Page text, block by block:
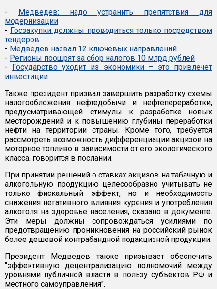
- Медведев: надо устранить препятствия для
модернизации
- Госзакупки должны проводиться только посредством
тендеров
- Медведев назвал 12 ключевых направлений
- Регионы поощрят за сбор налогов 10 млрд рублей
- Государство уходит из экономики – это привлечет
инвестиции
Также президент призвал завершить разработку схемы
налогообложения нефтедобычи и нефтепереработки,
предусматривающей стимулы к разработке новых
месторождений и к повышению глубины переработки
нефти на территории страны. Кроме того, требуется
рассмотреть возможность дифференциации акцизов на
моторное топливо в зависимости от его экологического
класса, говорится в послании.
При принятии решений о ставках акцизов на табачную и
алкогольную продукцию целесообразно учитывать не
только фискальный эффект, но и необходимость
снижения негативного влияния курения и употребления
алкоголя на здоровье населения, сказано в документе.
Эти меры должны сопровождаться усилиями по
предотвращению проникновения на российский рынок
более дешевой контрабандной подакцизной продукции.
Президент Медведев также призывает обеспечить
"эффективную децентрализацию полномочий между
уровнями публичной власти в пользу субъектов РФ и
местного самоуправления".